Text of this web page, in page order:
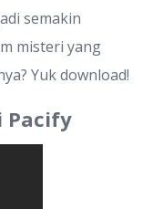
semakin
misteri yang
Yuk download!
Pacify